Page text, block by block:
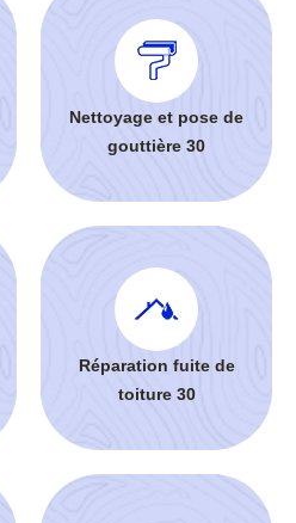
Nettoyage et pose de
gouttière 30
Réparation fuite de
toiture 30